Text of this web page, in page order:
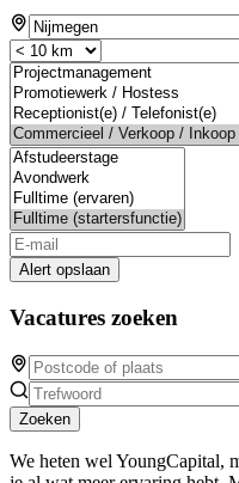
Alert opslaan
Vacatures zoeken
Zoeken
We heten wel YoungCapital,